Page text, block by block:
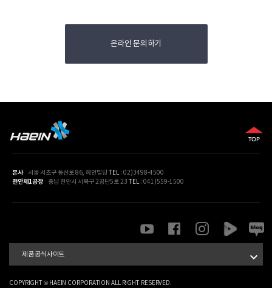
이의 경우 별도의 서류) 내부 방침 및 기타 관련 법령에 따라 일정기간 저
는 보유기간의 종료일로부터 5일 이내에, 개인정보의 처리 목적 달성, 해
는 개인정보의 처리가 불필요한 것으로 인정되는 날로부터 5일 이내에 그
개인정보를 파기합니다
- 파기방법 : 전자적 파일 형태의 정보는 기록을 재생할 수 없는 기술적 방
법을 사용합니다. 종이에 출력된 개인정보는 분쇄기로 분쇄하거나 소각을
통하여 파기합니다.
① ㈜혜인은 개인정보보호법 제29조에 따라 다음과 같이 안전성 확보에
- 개인정보 취급 직원의 최소화 및 교육 : 개인정보를 취급하는 직원을 지
정하고 담당자에 한정시켜 최소화 하여 개인정보를 관리하는 대책을 시행
하고 있습니다.
온라인 문의하기
본사 서울 서초구 동산로 86, 혜인빌딩 TEL: 02)3498-4500
천안제1공장
충남 천안시 서북구 2공단5로 23 TEL: 041)559-1500
제품 공식사이트 
COPYRIGHT © HAEIN CORPORATION ALL RIGHT RESERVED.